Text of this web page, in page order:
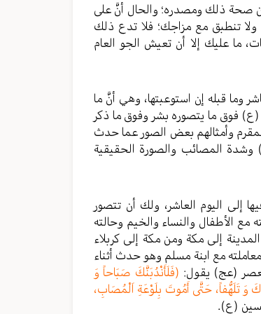
صحة ذلك ومصدره؛ والحال أنَّ على
ولا تنطبق مع مزاجك؛ فلا تدع ذلك
ما عليك إلا أن تعيش الجو العام
قبله إن استوعبتها، وهي أنَّ ما
(ع) فوق ما يتصوره بشر وفوق ما ذكر
وأمثالهم بعض الصور عما حدث
وشدة المصائب والصورة الحقيقية
إلى اليوم العاشر، ولك أن تتصور
الأطفال والنساء والخيم وحالته
إلى مكة ومن مكة إلى كربلاء
مع ابنة مسلم وهو حدث أثناء
(عج) يقول: (فَلَأَنْدُبَنَّكَ صَبَاحاً وَ
وَ تَلَهُّفاً، حَتَّى أَمُوتَ بِلَوْعَةِ اَلْمُصَابِ،
(ع).